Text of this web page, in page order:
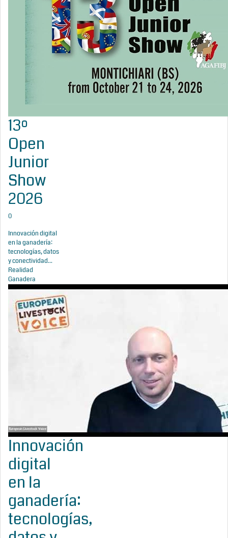
13º
Open
Junior
Show
2026
0
Innovación digital
en la ganadería:
tecnologías, datos
y conectividad...
Realidad
Ganadera
Innovación
digital
en la
ganadería:
tecnologías,